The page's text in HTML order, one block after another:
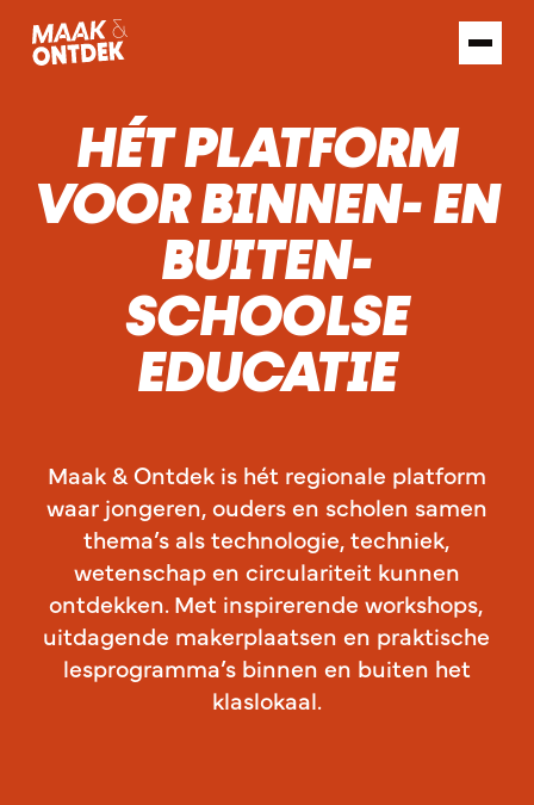
HÉT PLATFORM
VOOR BINNEN- EN
BUITEN­
SCHOOLSE
EDUCATIE
Maak & Ontdek is hét regionale platform
waar jongeren, ouders en scholen samen
thema’s als technologie, techniek,
wetenschap en circulariteit kunnen
ontdekken. Met inspirerende workshops,
uitdagende makerplaatsen en praktische
lesprogramma’s binnen en buiten het
klaslokaal.